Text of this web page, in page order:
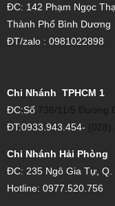
ĐC: 142 Phạm Ngọc
Thành Phố Bình Dương
ĐT/zalo : 0981022898
Chi Nhánh TPHCM 1
ĐC:Số 736/11/5 Đường
ĐT:0933.943.454- (028)
Chi Nhánh Hải Phòng
ĐC: 235 Ngô Gia Tự, Q.
Hotline: 0977.520.756